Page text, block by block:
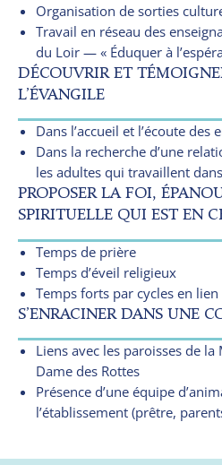
Organisation de sorties
Travail en réseau des
du Loir — « Éduquer à
DÉCOUVRIR ET
L’ÉVANGILE
Dans l’accueil et l’écoute
Dans la recherche d’une
les adultes qui travaillent
PROPOSER LA FOI,
SPIRITUELLE QUI EST EN
Temps de prière
Temps d’éveil religieux
Temps forts par cycles en
S’ENRACINER DANS UNE
Liens avec les paroisses de
Dame des Rottes
Présence d’une équipe
l’établissement (prêtre,